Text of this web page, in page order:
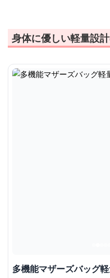
身体に優しい軽量設
多機能マザーズバッグ